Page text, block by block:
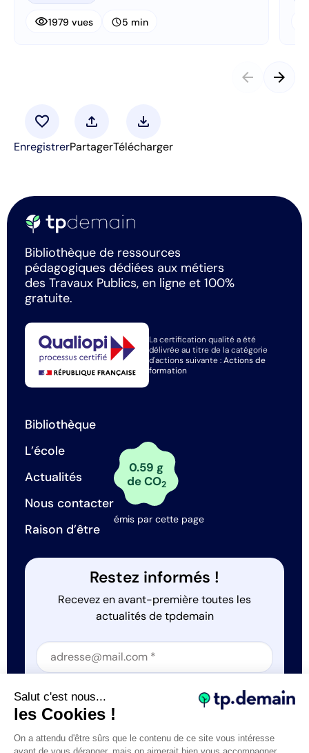
visibility1979 vues schedule5 min
arrow_back arrow_forward
favorite
Enregistrer
upload
Partager
download
Télécharger
Bibliothèque de ressources
pédagogiques dédiées aux métiers
des Travaux Publics, en ligne et 100%
gratuite.
La certification qualité a été
délivrée au titre de la catégorie
d'actions suivante :Actions de
formation
Bibliothèque
L’école
Actualités
Nous contacter
Raison d’être
0.59 g
de CO2
émis par cette page
Restez informés !
Recevez en avant-première toutes les
actualités de tpdemain
Section
Section
J'accepte que tp.demain utilise mes informations
Salut c'est nous...
les Cookies !
On a attendu d'être sûrs que le contenu de ce site vous intéresse
avant de vous déranger, mais on aimerait bien vous accompagner